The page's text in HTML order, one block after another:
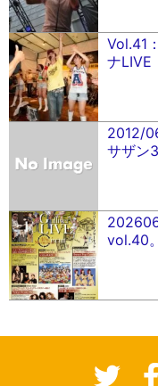
Vol.41
ナLIVE
2012/
サザン
vol.40。